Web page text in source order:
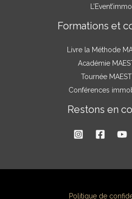
L’Event’immo
Formations et
Livre la Méthode
Académie
Tournée
Conférences
Restons en
Politique de